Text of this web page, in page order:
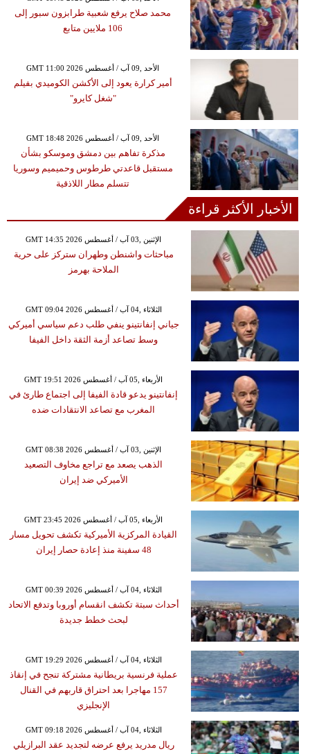
محمد صلاح يرفع شعبية طرابزون سبور إلى
106 ملايين متابع
GMT 11:00 2026 الأحد ,09 آب / أغسطس
أمير كرارة يعود إلى الأكشن الكوميدي بفيلم
"شغل كايرو"
GMT 18:48 2026 الأحد ,09 آب / أغسطس
مذكرة تفاهم بين دمشق وموسكو بشأن
مستقبل قاعدتي طرطوس وحميميم وسوريا
تتسلم مطار اللاذقية
الأخبار الأكثر قراءة
GMT 14:35 2026 الإثنين ,03 آب / أغسطس
مباحثات واشنطن وطهران ستركز على حرية
الملاحة بهرمز
GMT 09:04 2026 الثلاثاء ,04 آب / أغسطس
جياني إنفانتينو ينفي طلب دعم سياسي أميركي
وسط تصاعد أزمة الثقة داخل الفيفا
GMT 19:51 2026 الأربعاء ,05 آب / أغسطس
إنفانتينو يدعو قادة الفيفا إلى اجتماع طارئ في
المغرب مع تصاعد الانتقادات ضده
GMT 08:38 2026 الإثنين ,03 آب / أغسطس
الذهب يصعد مع تراجع مخاوف التصعيد
الأميركي ضد إيران
GMT 23:45 2026 الأربعاء ,05 آب / أغسطس
القيادة المركزية الأميركية تكشف تحويل مسار
48 سفينة منذ إعادة حصار إيران
GMT 00:39 2026 الثلاثاء ,04 آب / أغسطس
أحداث سبتة تكشف انقسام أوروبا وتدفع الاتحاد
لبحث خطط جديدة
GMT 19:29 2026 الثلاثاء ,04 آب / أغسطس
عملية فرنسية بريطانية مشتركة تنجح في إنقاذ
157 مهاجرا بعد احتراق قاربهم في القنال
الإنجليزي
GMT 09:18 2026 الثلاثاء ,04 آب / أغسطس
ريال مدريد يرفع عرضه لتجديد عقد البرازيلي